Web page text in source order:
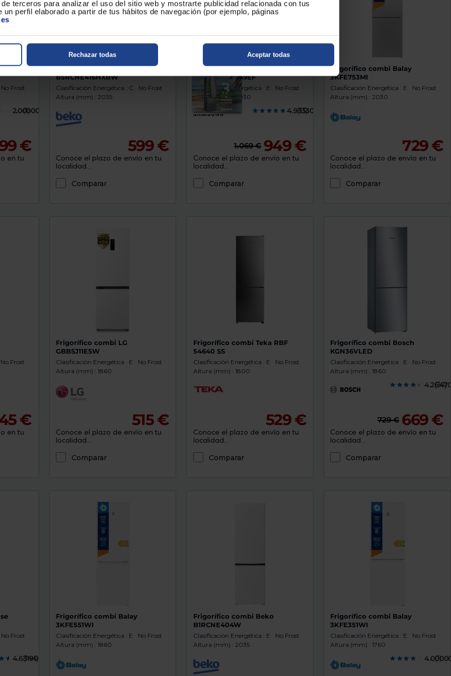
terceros para analizar el uso del sitio web y mostrarte publicidad relacionada con tus
perfil elaborado a partir de tus hábitos de navegación (por ejemplo, páginas
Rechazar todas Aceptar todas
No Frost
2.0000000
(1)
€
en tu
Frigorífico combi Beko
B5RCNE416HXBW
Clasificación Energética : C
No Frost
Altura (mm) : 2035
599 €
Conoce el plazo de envío en tu
localidad...
Comparar
Frigorífico combi Samsung
RB53DG703ES9EF
Clasificación Energética : E
No Frost
Altura (mm) : 2030
4.9333000
(15)
1.069 € 949 €
Conoce el plazo de envío en tu
localidad...
Comparar
Frigorífico combi Balay
3KFE753MI
Clasificación Energética : E
No Frost
Altura (mm) : 2030
729 €
Conoce el plazo de envío en tu
localidad...
Comparar
No Frost
€
en tu
Frigorífico combi LG
GBBSJ11ESW
Clasificación Energética : E
No Frost
Altura (mm) : 1860
515 €
Conoce el plazo de envío en tu
localidad...
Comparar
Frigorífico combi Teka RBF
54640 SS
Clasificación Energética : E
No Frost
Altura (mm) : 1800
529 €
Conoce el plazo de envío en tu
localidad...
Comparar
Frigorífico combi Bosch
KGN36VLED
Clasificación Energética : E
No Frost
Altura (mm) : 1860
(34)
729 € 669 €
Conoce el plazo de envío en tu
localidad...
Comparar
No Frost
4.6319000
(144)
Frigorífico combi Balay
3KFE551WI
Clasificación Energética : E
No Frost
Altura (mm) : 1860
Frigorífico combi Beko
B1RCNE404W
Clasificación Energética : E
No Frost
Altura (mm) : 2035
Frigorífico combi Balay
3KFE351WI
Clasificación Energética : E
No Frost
Altura (mm) : 1760
(1)